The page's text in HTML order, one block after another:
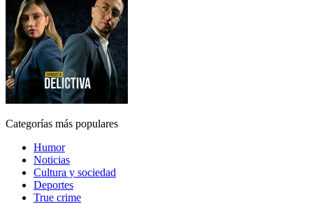
Categorías más populares
Humor
Noticias
Cultura y sociedad
Deportes
True crime